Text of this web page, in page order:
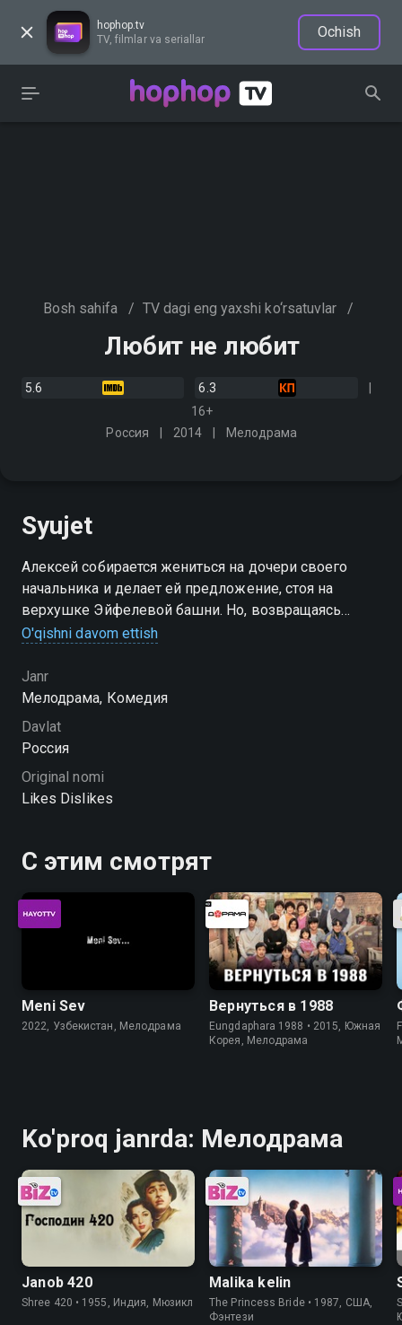
hophop.tv
TV, filmlar va seriallar
Ochish
Bosh sahifa / TV dagi eng yaxshi ko‘rsatuvlar /
Любит не любит
5.6
6.3
16+
Россия
2014 Мелодрама
Syujet
Алексей собирается жениться на дочери своего
начальника и делает ей предложение, стоя на
верхушке Эйфелевой башни. Но, возвращаясь
домой после встречи с друзьями, он видит девушку
его покоя…
O'qishni davom ettish
Janr
Мелодрама, Комедия
Davlat
Россия
Original nomi
Likes Dislikes
С этим смотрят
Meni Sev
2022, Узбекистан, Мелодрама
Вернуться в 1988
Eungdaphara 1988 • 2015, Южная
Корея, Мелодрама
Ko'proq janrda: Мелодрама
Janob 420
Shree 420 • 1955, Индия, Мюзикл
Malika kelin
The Princess Bride • 1987, США,
Фэнтези